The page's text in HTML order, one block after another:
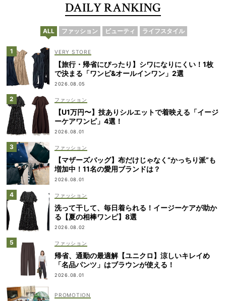
DAILY RANKING
ALL ファッション ビューティ ライフスタイル
VERY STORE
【旅行・帰省にぴったり】シワになりにくい！1枚
で決まる「ワンピ&オールインワン」2選
2026.08.05
ファッション
【U1万円〜】技ありシルエットで着映える「イージ
ーケアワンピ」4選！
2026.08.01
ファッション
【マザーズバッグ】布だけじゃなく“かっちり派”も
増加中！11名の愛用ブランドは？
2026.08.01
ファッション
洗って干して、毎日着られる！イージーケアが助か
る【夏の相棒ワンピ】8選
2026.08.02
ファッション
帰省、通勤の最適解【ユニクロ】涼しいキレイめ
「名品パンツ」はブラウンが使える！
2026.08.01